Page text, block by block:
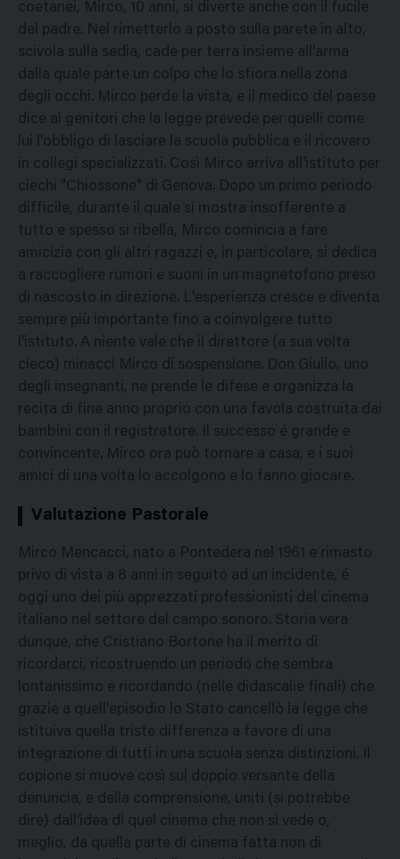
coetanei, Mirco, 10 anni, si diverte anche con il fucile
del padre. Nel rimetterlo a posto sulla parete in alto,
scivola sulla sedia, cade per terra insieme all'arma
dalla quale parte un colpo che lo sfiora nella zona
degli occhi. Mirco perde la vista, e il medico del paese
dice ai genitori che la legge prevede per quelli come
lui l'obbligo di lasciare la scuola pubblica e il ricovero
in collegi specializzati. Così Mirco arriva all'istituto per
ciechi "Chiossone" di Genova. Dopo un primo periodo
difficile, durante il quale si mostra insofferente a
tutto e spesso si ribella, Mirco comincia a fare
amicizia con gli altri ragazzi e, in particolare, si dedica
a raccogliere rumori e suoni in un magnetofono preso
di nascosto in direzione. L'esperienza cresce e diventa
sempre più importante fino a coinvolgere tutto
l'istituto. A niente vale che il direttore (a sua volta
cieco) minacci Mirco di sospensione. Don Giulio, uno
degli insegnanti, ne prende le difese e organizza la
recita di fine anno proprio con una favola costruita dai
bambini con il registratore. Il successo é grande e
convincente. Mirco ora può tornare a casa, e i suoi
amici di una volta lo accolgono e lo fanno giocare.
Valutazione Pastorale
Mirco Mencacci, nato a Pontedera nel 1961 e rimasto
privo di vista a 8 anni in seguito ad un incidente, é
oggi uno dei più apprezzati professionisti del cinema
italiano nel settore del campo sonoro. Storia vera
dunque, che Cristiano Bortone ha il merito di
ricordarci, ricostruendo un periodo che sembra
lontanissimo e ricordando (nelle didascalie finali) che
grazie a quell'episodio lo Stato cancellò la legge che
istituiva quella triste differenza a favore di una
integrazione di tutti in una scuola senza distinzioni. Il
copione si muove così sul doppio versante della
denuncia, e della comprensione, uniti (si potrebbe
dire) dall'idea di quel cinema che non si vede o,
meglio, da quella parte di cinema fatta non di